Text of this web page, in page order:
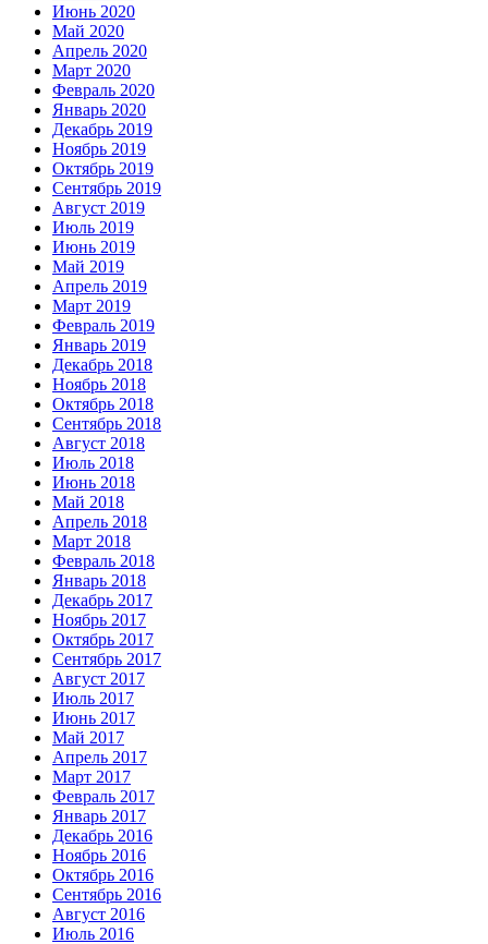
Июнь 2020
Май 2020
Апрель 2020
Март 2020
Февраль 2020
Январь 2020
Декабрь 2019
Ноябрь 2019
Октябрь 2019
Сентябрь 2019
Август 2019
Июль 2019
Июнь 2019
Май 2019
Апрель 2019
Март 2019
Февраль 2019
Январь 2019
Декабрь 2018
Ноябрь 2018
Октябрь 2018
Сентябрь 2018
Август 2018
Июль 2018
Июнь 2018
Май 2018
Апрель 2018
Март 2018
Февраль 2018
Январь 2018
Декабрь 2017
Ноябрь 2017
Октябрь 2017
Сентябрь 2017
Август 2017
Июль 2017
Июнь 2017
Май 2017
Апрель 2017
Март 2017
Февраль 2017
Январь 2017
Декабрь 2016
Ноябрь 2016
Октябрь 2016
Сентябрь 2016
Август 2016
Июль 2016